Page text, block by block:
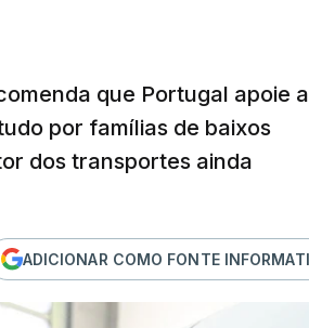
que Portugal apoie a
por famílias de baixos
dos transportes ainda
ADICIONAR COMO FONTE